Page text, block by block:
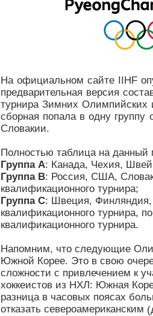
На официальном сайте IIHF
предварительная версия
турнира Зимних Олимпийских
сборная попала в одну
Словакии.
Полностью таблица на данный
Группа А: Канада, Чехия,
Группа B: Россия, США,
квалификационного турнира;
Группа С: Швеция, Финляндия,
квалификационного турнира,
квалификационного турнира.
Напомним, что следующие
Южной Корее. Это в свою
сложности с привлечением к
хоккеистов из НХЛ: Южная
разница в часовых поясах
отказать североамериканским